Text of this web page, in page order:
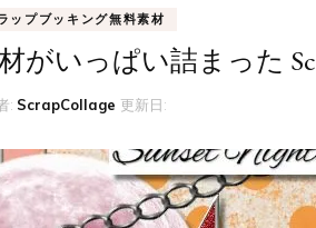
ップブッキング無料素材
がいっぱい詰まった
: ScrapCollage 更新日: